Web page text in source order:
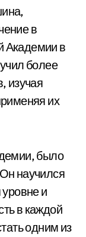
в
Академии в
более
изучая
их
было
научился
и
в каждой
одним из